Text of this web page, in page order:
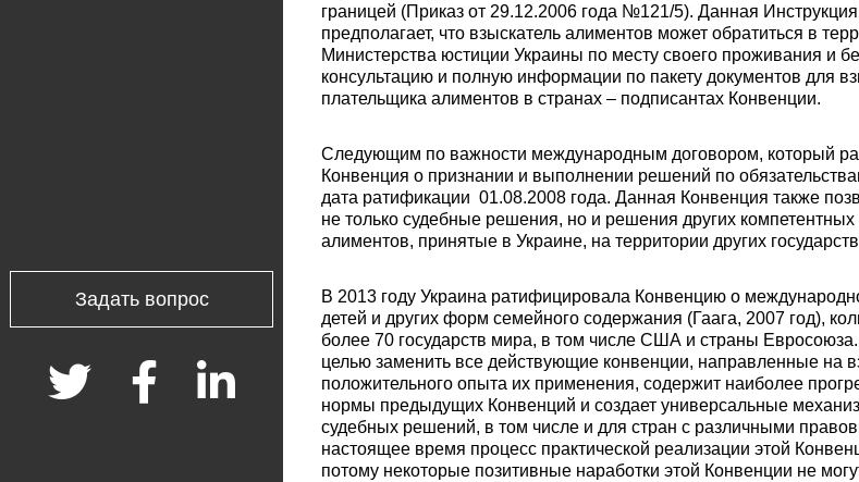
Задать вопрос
границей (Приказ от 29.12.2006 года №121/5). Данная
предполагает, что взыскатель алиментов может обратиться в
Министерства юстиции Украины по месту своего проживания и
консультацию и полную информации по пакету документов для
плательщика алиментов в странах – подписантах Конвенции.
Следующим по важности международным договором, который
Конвенция о признании и выполнении решений по
дата ратификации 01.08.2008 года. Данная Конвенция также
не только судебные решения, но и решения других компетентных
алиментов, принятые в Украине, на территории других
В 2013 году Украина ратифицировала Конвенцию о
детей и других форм семейного содержания (Гаага, 2007 год),
более 70 государств мира, в том числе США и страны
целью заменить все действующие конвенции, направленные на
положительного опыта их применения, содержит наиболее
нормы предыдущих Конвенций и создает универсальные
судебных решений, в том числе и для стран с различными
настоящее время процесс практической реализации этой
потому некоторые позитивные наработки этой Конвенции не